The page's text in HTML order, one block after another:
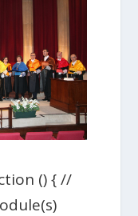
() { //